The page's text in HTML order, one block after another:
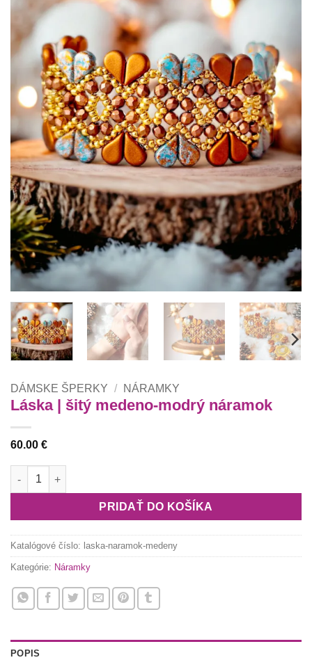
DÁMSKE ŠPERKY / NÁRAMKY
Láska | šitý medeno-modrý náramok
60.00 €
množstvo Láska | šitý medeno-modrý náramok
PRIDAŤ DO KOŠÍKA
Katalógové číslo: laska-naramok-medeny
Kategórie: Náramky
POPIS